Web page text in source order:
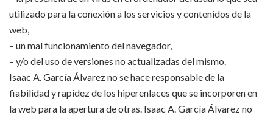
utilizado para la conexión a los servicios y contenidos de la
web,
– un mal funcionamiento del navegador,
– y/o del uso de versiones no actualizadas del mismo.
Isaac A. García Álvarez no se hace responsable de la
fiabilidad y rapidez de los hiperenlaces que se incorporen en
la web para la apertura de otras. Isaac A. García Álvarez no